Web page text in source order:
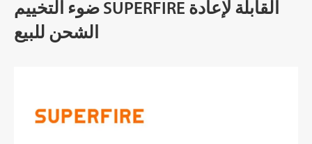
ضوء التخييم SUPERFIRE القابلة لإعادة
الشحن للبيع